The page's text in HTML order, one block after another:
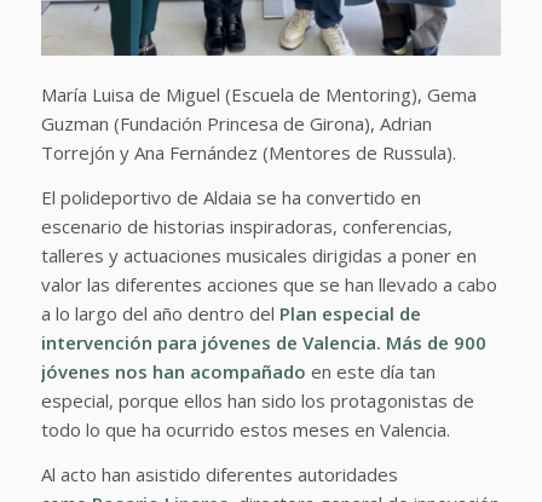
María Luisa de Miguel (Escuela de Mentoring), Gema
Guzman (Fundación Princesa de Girona), Adrian
Torrejón y Ana Fernández (Mentores de Russula).
El polideportivo de Aldaia se ha convertido en
escenario de historias inspiradoras, conferencias,
talleres y actuaciones musicales dirigidas a poner en
valor las diferentes acciones que se han llevado a cabo
a lo largo del año dentro del Plan especial de
intervención para jóvenes de Valencia. Más de 900
jóvenes nos han acompañado en este día tan
especial, porque ellos han sido los protagonistas de
todo lo que ha ocurrido estos meses en Valencia.
Al acto han asistido diferentes autoridades